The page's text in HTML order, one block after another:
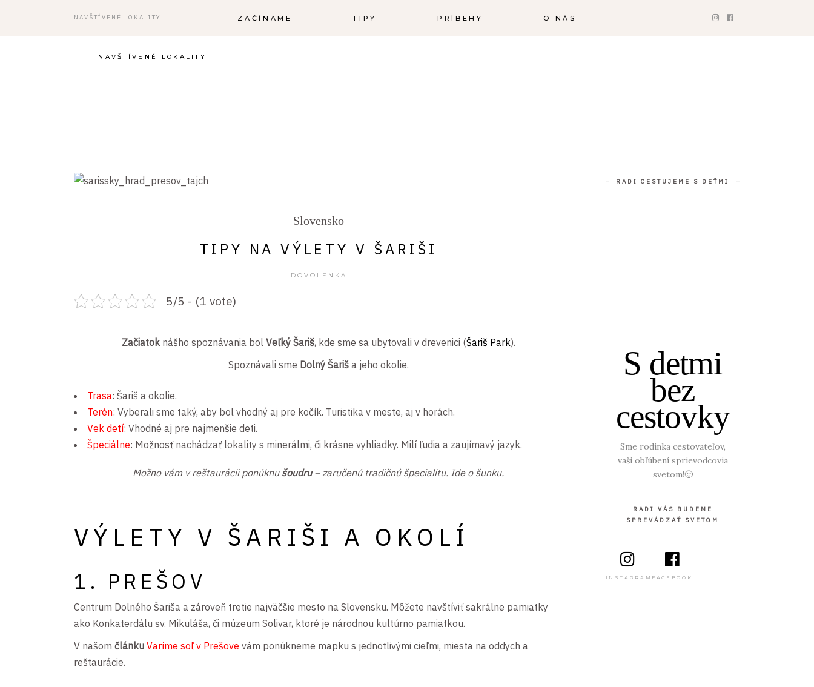
NAVŠTÍVENÉ LOKALITY
NAVŠTÍVENÉ LOKALITY
ZAČÍNAME TIPY PRÍBEHY O NÁS
Slovensko
TIPY NA VÝLETY V ŠARIŠI
DOVOLENKA
5/5 - (1 vote)
Začiatoknášho spoznávania bol Veľký Šariš, kde sme sa ubytovali v drevenici (Šariš Park).
Spoznávali sme Dolný Šariša jeho okolie.
Trasa: Šariš a okolie.
Terén: Vyberali sme taký, aby bol vhodný aj pre kočík. Turistika v meste, aj v horách.
Vek detí: Vhodné aj pre najmenšie deti.
Špeciálne: Možnosť nachádzať lokality s minerálmi, či krásne vyhliadky. Milí ľudia a zaujímavý jazyk.
Možno vám v reštaurácii ponúknu šoudru– zaručenú tradičnú špecialitu. Ide o šunku.
VÝLETY V ŠARIŠI A OKOLÍ
1. PREŠOV
Centrum Dolného Šariša a zároveň tretie najväčšie mesto na Slovensku. Môžete navštíviť sakrálne pamiatky
ako Konkaterdálu sv. Mikuláša, či múzeum Solivar, ktoré je národnou kultúrno pamiatkou.
V našom článku Varíme soľ v Prešove vám ponúkneme mapku s jednotlivými cieľmi, miesta na oddych a
reštaurácie.
RADI CESTUJEME S DEŤMI
S detmi
bez
cestovky
Sme rodinka cestovateľov,
vaši obľúbení sprievodcovia
svetom!🙂
RADI VÁS BUDEME
SPREVÁDZAŤ SVETOM
INSTAGRAM FACEBOOK